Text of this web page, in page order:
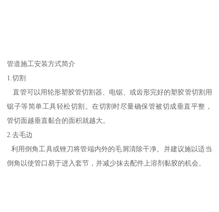
管道施工安装方式简介
1.切割
直管可以用轮形塑胶管切割器、电锯、或齿形完好的塑胶管切割用
锯子等简单工具轻松切割。在切割时尽量确保管被切成垂直平整，
管切面越垂直黏合的面积就越大。
2.去毛边
利用倒角工具或锉刀将管端内外的毛屑清除干净。并建议施以适当
倒角以使管口易于进入套节，并减少抹去配件上溶剂黏胶的机会。